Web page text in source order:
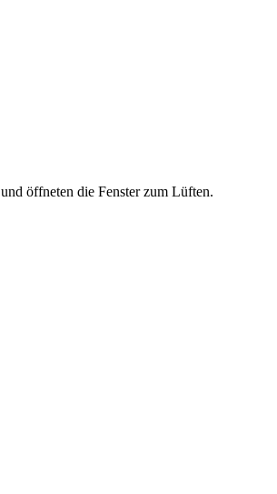
öffneten die Fenster zum Lüften.